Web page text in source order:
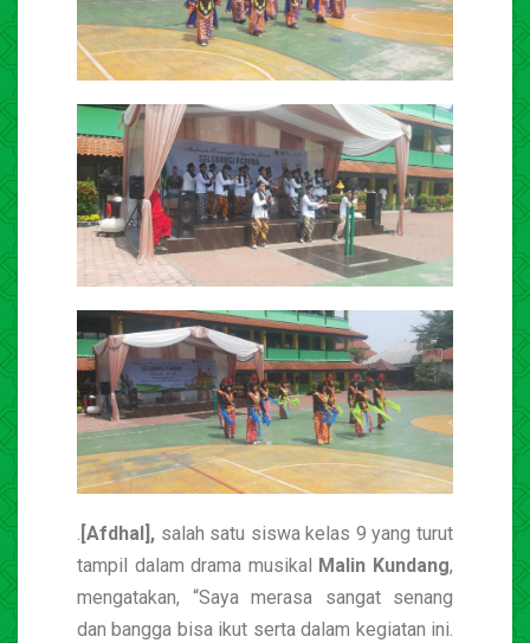
[Afdhal], salah satu siswa kelas 9 yang turut
tampil dalam drama musikal Malin Kundang,
mengatakan, “Saya merasa sangat senang
dan bangga bisa ikut serta dalam kegiatan ini.